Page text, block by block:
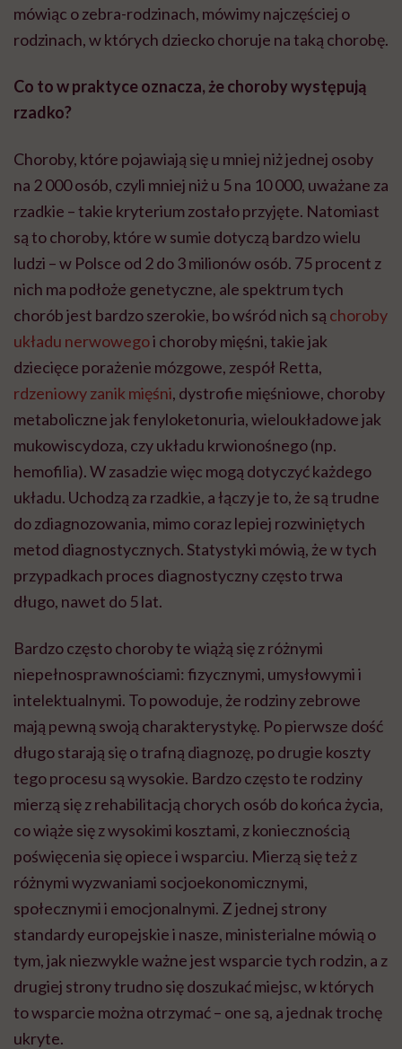
mówiąc o zebra-rodzinach, mówimy najczęściej o
rodzinach, w których dziecko choruje na taką chorobę.
Co to w praktyce oznacza, że choroby występują
rzadko?
Choroby, które pojawiają się u mniej niż jednej osoby
na 2 000 osób, czyli mniej niż u 5 na 10 000, uważane za
rzadkie – takie kryterium zostało przyjęte. Natomiast
są to choroby, które w sumie dotyczą bardzo wielu
ludzi – w Polsce od 2 do 3 milionów osób. 75 procent z
nich ma podłoże genetyczne, ale spektrum tych
chorób jest bardzo szerokie, bo wśród nich są choroby
układu nerwowegoi choroby mięśni, takie jak
dziecięce porażenie mózgowe, zespół Retta,
rdzeniowy zanik mięśni, dystrofie mięśniowe, choroby
metaboliczne jak fenyloketonuria, wieloukładowe jak
mukowiscydoza, czy układu krwionośnego (np.
hemofilia). W zasadzie więc mogą dotyczyć każdego
układu. Uchodzą za rzadkie, a łączy je to, że są trudne
do zdiagnozowania, mimo coraz lepiej rozwiniętych
metod diagnostycznych. Statystyki mówią, że w tych
przypadkach proces diagnostyczny często trwa
długo, nawet do 5 lat.
Bardzo często choroby te wiążą się z różnymi
niepełnosprawnościami: fizycznymi, umysłowymi i
intelektualnymi. To powoduje, że rodziny zebrowe
mają pewną swoją charakterystykę. Po pierwsze dość
długo starają się o trafną diagnozę, po drugie koszty
tego procesu są wysokie. Bardzo często te rodziny
mierzą się z rehabilitacją chorych osób do końca życia,
co wiąże się z wysokimi kosztami, z koniecznością
poświęcenia się opiece i wsparciu. Mierzą się też z
różnymi wyzwaniami socjoekonomicznymi,
społecznymi i emocjonalnymi. Z jednej strony
standardy europejskie i nasze, ministerialne mówią o
tym, jak niezwykle ważne jest wsparcie tych rodzin, a z
drugiej strony trudno się doszukać miejsc, w których
to wsparcie można otrzymać – one są, a jednak trochę
ukryte.